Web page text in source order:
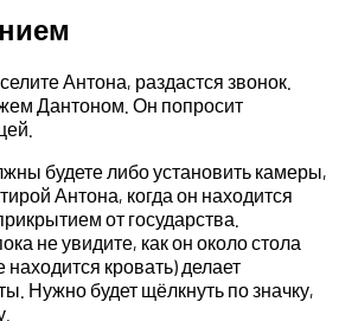
Антона, раздастся звонок.
Дантоном. Он попросит
будете либо установить камеры,
Антона, когда он находится
от государства.
не увидите, как он около стола
кровать) делает
Нужно будет щёлкнуть по значку,